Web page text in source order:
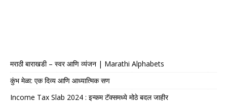
मराठी बाराखडी – स्वर आणि व्यंजन | Marathi Alphabets
कुंभ मेळा: एक दिव्य आणि आध्यात्मिक सण
Income Tax Slab 2024 : इन्कम टॅक्समध्ये मोठे बदल जाहीर